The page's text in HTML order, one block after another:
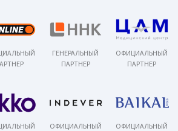
ГЕНЕРАЛЬНЫЙ
ПАРТНЕР
ОФИЦИАЛЬНЫЙ
ПАРТНЕР
ОФИЦИАЛЬНЫЙ
ОФИЦИАЛЬНЫЙ